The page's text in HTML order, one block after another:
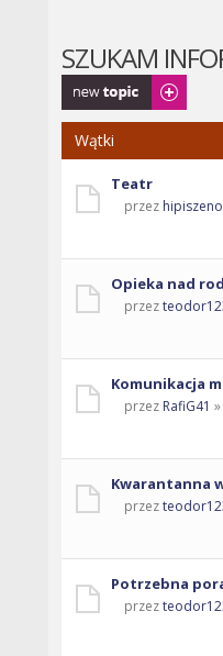
SZUKAM
Napisz wątek
Wątki
Teatr
przez
Opieka nad
przez
Komunikacja
przez RafiG41
Kwarantanna
przez
Potrzebna
przez